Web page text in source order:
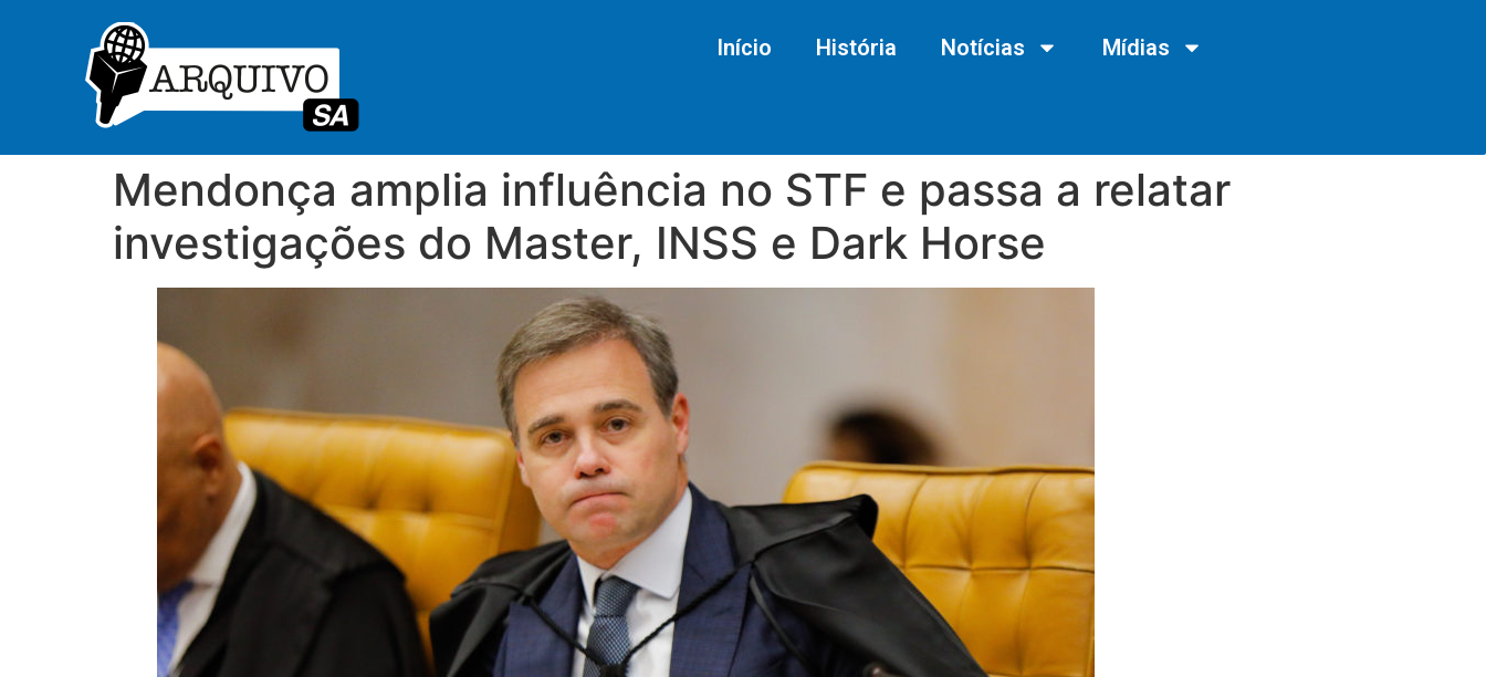
Início História Notícias Mídias
Mendonça amplia influência no STF e passa a relatar
investigações do Master, INSS e Dark Horse